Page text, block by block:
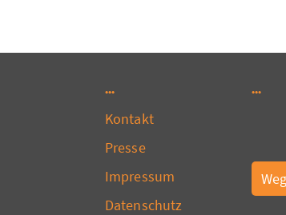
Kontakt
Presse
Impressum
Datenschutz